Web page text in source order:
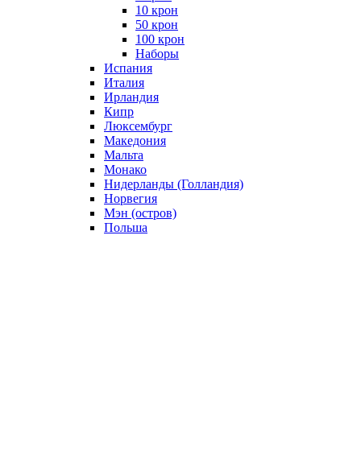
10 крон
50 крон
100 крон
Наборы
Испания
Италия
Ирландия
Кипр
Люксембург
Македония
Мальта
Монако
Нидерланды (Голландия)
Норвегия
Мэн (остров)
Польша